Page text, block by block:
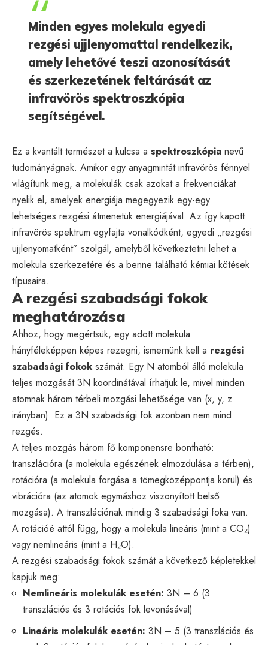
Minden egyes molekula egyedi
rezgési ujjlenyomattal rendelkezik,
amely lehetővé teszi azonosítását
és szerkezetének feltárását az
infravörös spektroszkópia
segítségével.
Ez a kvantált természet a kulcsa a spektroszkópia nevű
tudományágnak. Amikor egy anyagmintát infravörös fénnyel
világítunk meg, a molekulák csak azokat a frekvenciákat
nyelik el, amelyek energiája megegyezik egy-egy
lehetséges rezgési átmenetük energiájával. Az így kapott
infravörös spektrum egyfajta vonalkódként, egyedi „rezgési
ujjlenyomatként” szolgál, amelyből következtetni lehet a
molekula szerkezetére és a benne található kémiai kötések
típusaira.
A rezgési szabadsági fokok
meghatározása
Ahhoz, hogy megértsük, egy adott molekula
hányféleképpen képes rezegni, ismernünk kell a rezgési
szabadsági fokok számát. Egy N atomból álló molekula
teljes mozgását 3N koordinátával írhatjuk le, mivel minden
atomnak három térbeli mozgási lehetősége van (x, y, z
irányban). Ez a 3N szabadsági fok azonban nem mind
rezgés.
A teljes mozgás három fő komponensre bontható:
transzlációra (a molekula egészének elmozdulása a térben),
rotációra (a molekula forgása a tömegközéppontja körül) és
vibrációra (az atomok egymáshoz viszonyított belső
mozgása). A transzlációnak mindig 3 szabadsági foka van.
A rotációé attól függ, hogy a molekula lineáris (mint a CO₂)
vagy nemlineáris (mint a H₂O).
A rezgési szabadsági fokok számát a következő képletekkel
kapjuk meg:
Nemlineáris molekulák esetén: 3N – 6 (3
transzlációs és 3 rotációs fok levonásával)
Lineáris molekulák esetén: 3N – 5 (3 transzlációs és